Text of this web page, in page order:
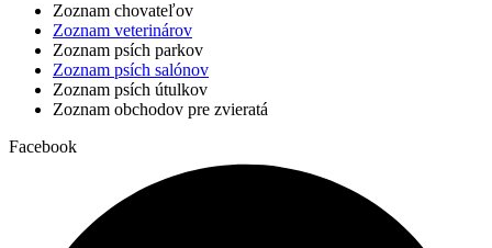
Zoznam chovateľov
Zoznam veterinárov
Zoznam psích parkov
Zoznam psích salónov
Zoznam psích útulkov
Zoznam obchodov pre zvieratá
Facebook